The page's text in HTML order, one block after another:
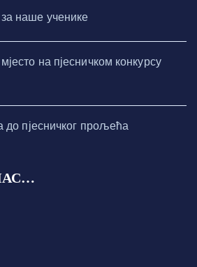
наше ученике
на пјесничком конкурсу
до пјесничког прољећа